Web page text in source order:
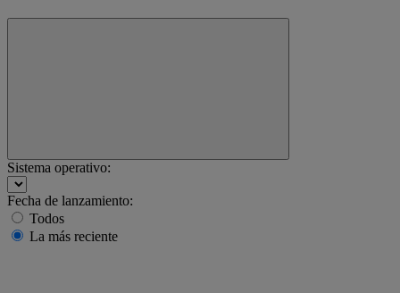
Sistema operativo:
Fecha de lanzamiento:
Todos
La más reciente